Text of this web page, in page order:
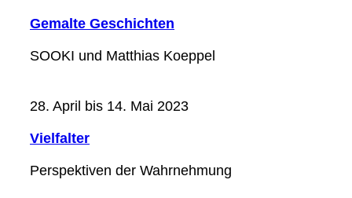
Gemalte Geschichten
SOOKI und Matthias Koeppel
28. April bis 14. Mai 2023
Vielfalter
Perspektiven der Wahrnehmung